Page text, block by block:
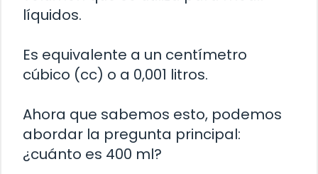
líquidos.
Es equivalente a un centímetro
cúbico (cc) o a 0,001 litros.
Ahora que sabemos esto, podemos
abordar la pregunta principal:
¿cuánto es 400 ml?